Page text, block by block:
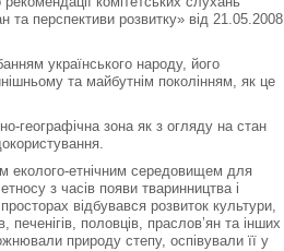
та перспективи розвитку» від 21.05.2008
українського народу, його
та майбутнім поколінням, як це
географічна зона як з огляду на стан
еколого-етнічним середовищем для
з часів появи тваринництва і
відбувався розвиток культури,
печенігів, половців, праслов’ян та інших
природу степу, оспівували її у